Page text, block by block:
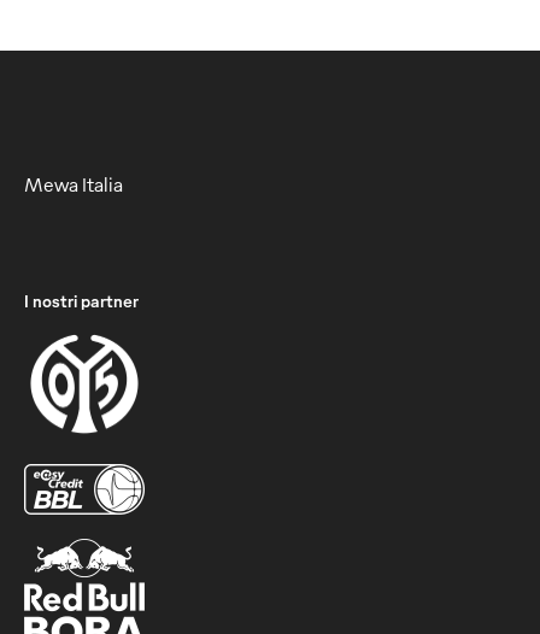
Mewa Italia
I nostri partner